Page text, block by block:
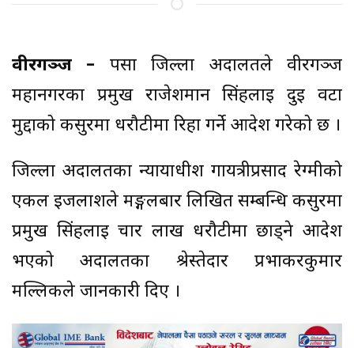
वीरगञ्ज – पर्सा जिल्ला अदालतले वीरगञ्ज
महानगरका प्रमुख राजेशमान सिंहलाई दुई वटा
मुद्दाको कसुरमा धरौटीमा रिहा गर्ने आदेश गरेको छ ।
जिल्ला अदालतका न्यायाधीश गायत्रीप्रसाद रेग्मीको
एकल इजलाशले मङ्गलबार लिखित सम्बन्धि कसुरमा
प्रमुख सिंहलाई चार लाख धरौटीमा छाड्ने आदेश
भएको अदालतका श्रेस्तेदार प्रभाकरकुमार
मल्लिकले जानकारी दिए ।